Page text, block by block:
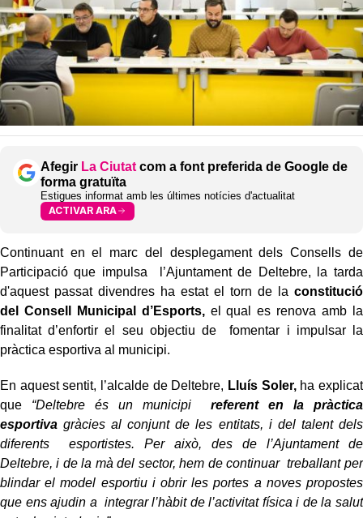
Afegir La Ciutat com a font preferida de Google de
forma gratuïta
Estigues informat amb les últimes notícies d'actualitat
ACTIVAR ARA
Continuant en el marc del desplegament dels Consells de
Participació que impulsa l’Ajuntament de Deltebre, la tarda
d'aquest passat divendres ha estat el torn de la constitució
del Consell Municipal d’Esports,el qual es renova amb la
finalitat d’enfortir el seu objectiu de fomentar i impulsar la
pràctica esportiva al municipi.
En aquest sentit, l’alcalde de Deltebre, Lluís Soler,ha explicat
que “Deltebre és un municipi referent en la pràctica
esportiva gràcies al conjunt de les entitats, i del talent dels
diferents esportistes. Per això, des de l’Ajuntament de
Deltebre, i de la mà del sector, hem de continuar treballant per
blindar el model esportiu i obrir les portes a noves propostes
que ens ajudin a integrar l’hàbit de l’activitat física i de la salut